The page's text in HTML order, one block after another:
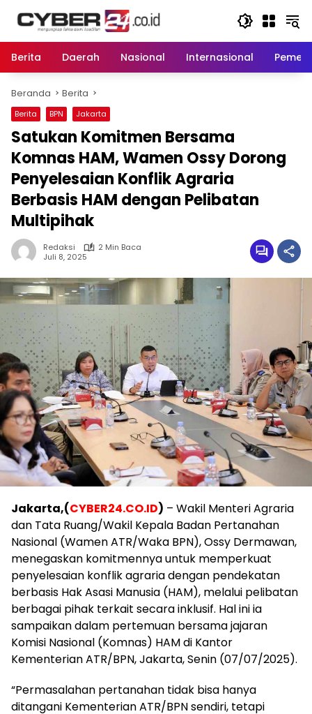
Berita
Daerah Nasional Internasional
Beranda Berita
Berita BPN Jakarta
Satukan Komitmen Bersama
Komnas HAM, Wamen Ossy Dorong
Penyelesaian Konflik Agraria
Berbasis HAM dengan Pelibatan
Multipihak
Redaksi
2 Min Baca
Juli 8, 2025
Jakarta,(CYBER24.CO.ID) – Wakil Menteri Agraria
dan Tata Ruang/Wakil Kepala Badan Pertanahan
Nasional (Wamen ATR/Waka BPN), Ossy Dermawan,
menegaskan komitmennya untuk memperkuat
penyelesaian konflik agraria dengan pendekatan
berbasis Hak Asasi Manusia (HAM), melalui pelibatan
berbagai pihak terkait secara inklusif. Hal ini ia
sampaikan dalam pertemuan bersama jajaran
Komisi Nasional (Komnas) HAM di Kantor
Kementerian ATR/BPN, Jakarta, Senin (07/07/2025).
“Permasalahan pertanahan tidak bisa hanya
ditangani Kementerian ATR/BPN sendiri, tetapi